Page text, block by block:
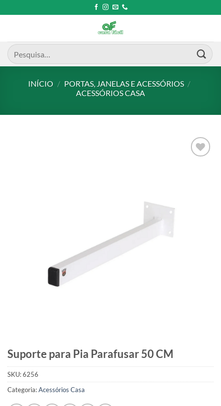
to
Pesquisar
por:
INÍCIO / PORTAS, JANELAS E ACESSÓRIOS /
ACESSÓRIOS CASA
Suporte para Pia Parafusar 50 CM
SKU:6256
Categoria:Acessórios Casa